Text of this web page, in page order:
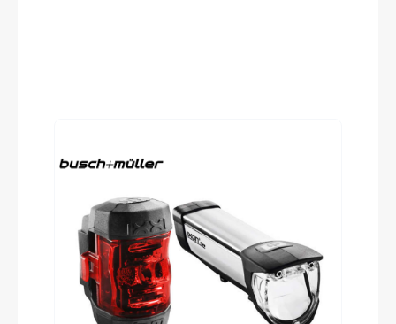
Shimano GRX 610, 12-speed
Lenkerband
Cannondale KnurlCork, 2.7mm